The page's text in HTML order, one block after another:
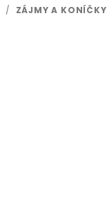
/ ZÁJMY A KONÍČKY